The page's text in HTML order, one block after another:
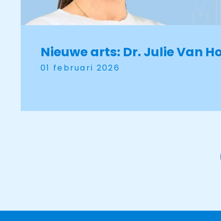
Nieuwe arts: Dr. Julie Van
01 februari 2026